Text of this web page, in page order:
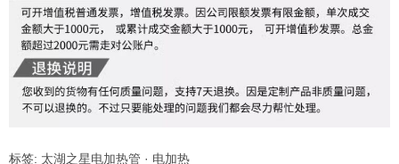
标签: 太湖之星电加热管 · 电加热